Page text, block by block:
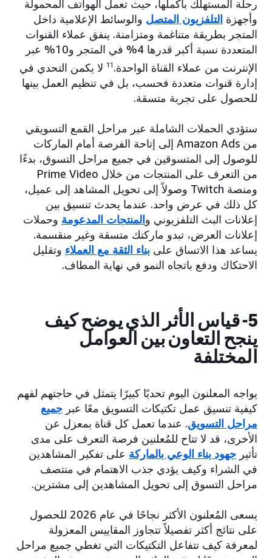
رحلة المستهلك بأكملها، حيث تعمل الهواتف المحمولة
وأجهزة التلفزيون المتصل والوسائط الإعلامية داخل
المتجر بطريقة متناغمة ومتزامنة. ينفق عملاء القنوات
المتعددة نسبة أكبر قدرها 4% في المتجر و10% عبر
الإنترنت من عملاء القناة الواحدة. 11 لا يكمن التحدي في
إدارة قنوات متعددة فحسب، بل في تنظيم العمل بينها
للحصول على تجربة متسقة.
ستؤدي الحملات الشاملة عبر مراحل القمع التسويقي
من Amazon Ads إلى إتاحة الفرصة أمام الماركات
للوصول إلى المتسوقين في جميع مراحل التسوق، بدءًا
من التعرف على المنتجات من خلال Prime Video
ومنصة Twitch وصولاً إلى تحويل المشاهد إلى عميل،
كل ذلك في عرض واحد. عندما يحدث تنسيق بين
إعلانات البث التلفزيوني والمنتجات المدعومة وحملات
إعلانات العرض، تبدو ماركتك متسقة وغير منقسمة.
يساعد هذا الاتساق على بناء الثقة مع العملاء وتقليل
الاحتكاك ودفع باتجاه النمو في نهاية المطاف.
5- قياس الأثر الذي يوضح كيف
ينجح التعاون بين العوامل
المختلفة
يواجه المعلنون اليوم تحديًا كبيرًا يتمثل في حاجتهم لفهم
كيفية تنسيق عمل تكتيكات التسويق معًا عبر جميع
مراحل التسويق. عندما تعمل كل قناة بمعزل عن
الأخرى، قد لا تتاح للمُعلنين فرصة التعرف على مدى
تأثير جهود بناء الوعي بالماركة على تفكير المشاهدين
في الشراء وكيف يؤدي جذب الاهتمام في منتصف
مراحل التسوق إلى تحويل المشاهدين إلى مشترين.
يسعى المُعلنون الأكثر نجاحًا في عام 2026 للحصول
على نتائج أكثر تفصيلاً تتجاوز المقاييس المعزولة
لمعرفة كيف تتفاعل التكتيكات التي تغطي جميع مراحل